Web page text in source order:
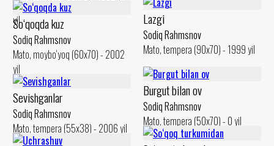
Mato, moybo‘yoq (50x60) - 2000
yil
Lazgi
Sodiq Rahmsnov
Mato, tempera (90x70) - 1999 yil
So‘qoqda kuz
Sodiq Rahmsnov
Mato, moybo‘yoq (60x70) - 2002
yil
Burgut bilan ov
Sodiq Rahmsnov
Mato, tempera (50x70) - 0 yil
Sevishganlar
Sodiq Rahmsnov
Mato, tempera (55x38) - 2006 yil